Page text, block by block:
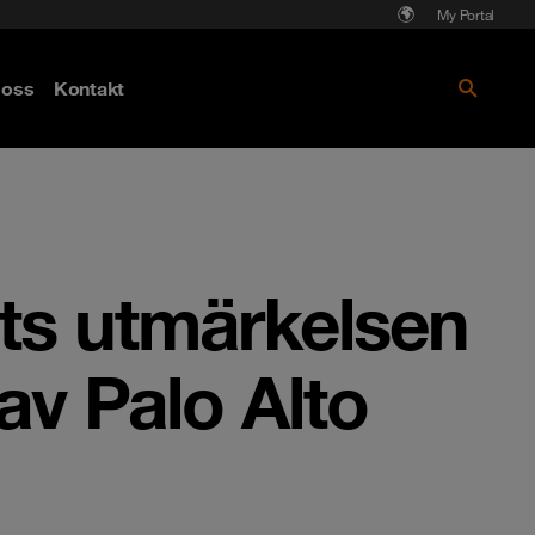
My Portal
Kontakt
utmärkelsen
Palo Alto